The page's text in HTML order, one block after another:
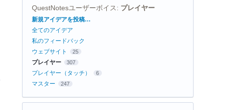
QuestNotesユーザーボイス: プレイヤー
カ
テ
ゴ
新規アイデアを投稿…
全てのアイデア
私のフィードバック
ウェブサイト
25
プレイヤー 307
プレイヤー（タッチ） 6
マスター 247